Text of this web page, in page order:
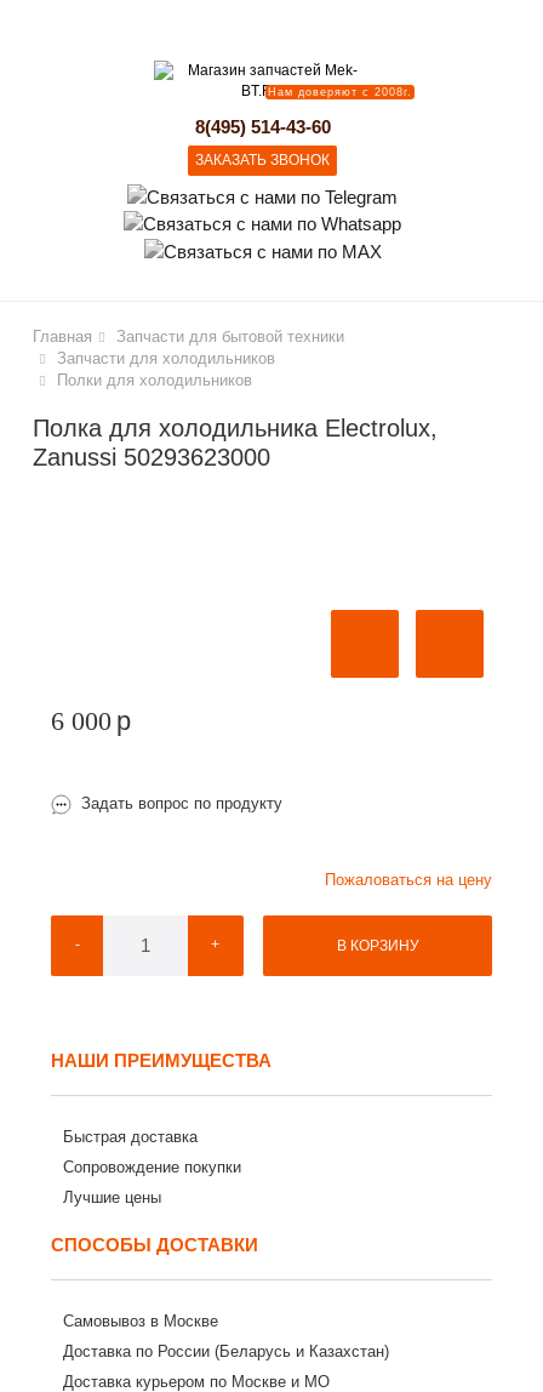
Нам доверяют с 2008г.
8(495) 514-43-60
ЗАКАЗАТЬ ЗВОНОК
Главная
Запчасти для бытовой техники
Запчасти для холодильников
Полки для холодильников
Полка для холодильника Electrolux,
Zanussi 50293623000
6 000 p
Задать вопрос по продукту
Пожаловаться на цену
- + В КОРЗИНУ
НАШИ ПРЕИМУЩЕСТВА
Быстрая доставка
Сопровождение покупки
Лучшие цены
СПОСОБЫ ДОСТАВКИ
Самовывоз в Москве
Доставка по России (Беларусь и Казахстан)
Доставка курьером по Москве и МО